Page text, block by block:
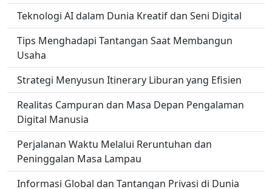
Teknologi AI dalam Dunia Kreatif dan Seni Digital
Tips Menghadapi Tantangan Saat Membangun
Usaha
Strategi Menyusun Itinerary Liburan yang Efisien
Realitas Campuran dan Masa Depan Pengalaman
Digital Manusia
Perjalanan Waktu Melalui Reruntuhan dan
Peninggalan Masa Lampau
Informasi Global dan Tantangan Privasi di Dunia